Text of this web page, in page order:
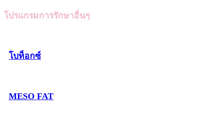
โปรแกรมการรักษาอื่นๆ
โบท็อกซ์
MESO FAT